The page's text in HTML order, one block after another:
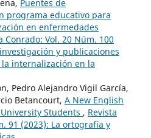
Puentes de
programa educativo para
en enfermedades
Conrado: Vol. 20 Núm. 100
y publicaciones
internalización en la
Pedro Alejandro Vigil García,
Betancourt, A New English
Students , Revista
91 (2023): La ortografía y